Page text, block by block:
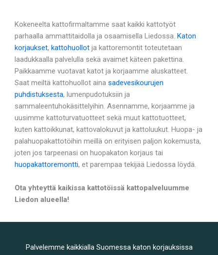
Kokeneelta kattofirmaltamme saat kaikki kattotyöt
parhaalla ammattitaidolla ja osaamisella Liedossa. Katon
korjaukset, kattohuollot ja kattoremontit toteutetaan
laadukkaalla palvelulla sekä avaimet käteen pakettina.
Paikkaamme vuotavat katot ja korjaamme aluskatteet.
Saat meiltä kattohuollot aina sadevesikourujen
puhdistuksesta, lumenpudotuksiin ja
sammaleentuhokäsittelyihin. Asennamme, korjaamme ja
uusimme kattoturvatuotteet sekä muut kattotuotteet,
kuten kattoikkunat, kattovalokuvut ja kattoluukut. Huopa- ja
palahuopakattotöihin meillä on erityisen paljon kokemusta,
joten jos tarpeenasi on huopakaton korjaus tai
huopakattoremontti, et parempaa tekijää Liedossa löydä.
Ota yhteyttä kaikissa kattotöissä kattopalveluumme
Liedon alueella!
Palvelemme kaikkialla Suomessa katon korjauksissa